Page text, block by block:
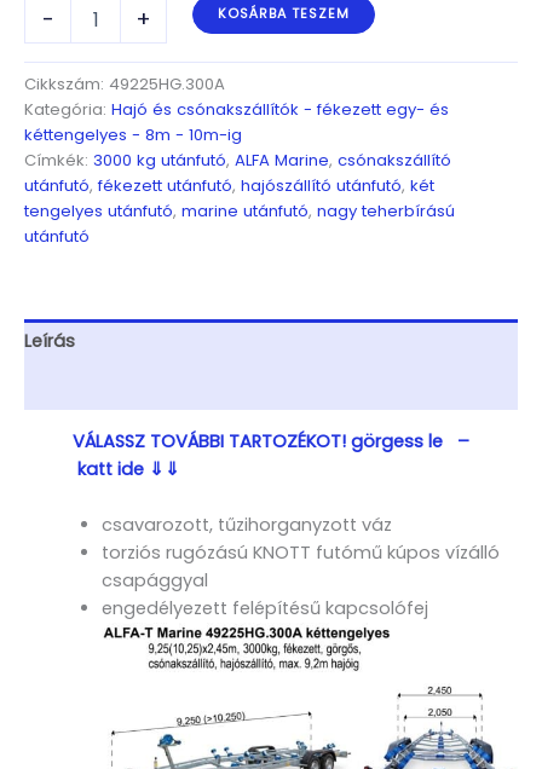
-
49225HG.300A
Kéttengelyes,
9,25(10,25)x2,45m,
3000kg,
fékezett,
görgős,
csónakszállító,
hajószállító,
hajóig
mennyiség
+ KOSÁRBA TESZEM
Cikkszám: 49225HG.300A
Kategória: Hajó és csónakszállítók - fékezett egy- és
kéttengelyes - 8m - 10m-ig
Címkék: 3000 kg utánfutó, ALFA Marine, csónakszállító
utánfutó,fékezett utánfutó, hajószállító utánfutó, két
tengelyes utánfutó, marine utánfutó, nagy teherbírású
utánfutó
Leírás
VÁLASSZ TOVÁBBI TARTOZÉKOT! görgess le –
katt ide ⇓⇓
csavarozott, tűzihorganyzott váz
torziós rugózású KNOTT futómű kúpos vízálló
csapággyal
engedélyezett felépítésű kapcsolófej